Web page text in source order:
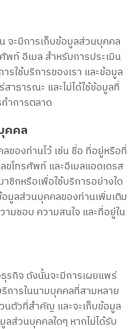
จะมีการเก็บข้อมูลส่วนบุคคล
พท์ อีเมล สำหรับการประเมิน
รใช้บริการของเรา และข้อมูล
าธารณะ และไม่ได้ใช้ข้อมูลที่
ำการตลาด
คคล
ของท่านไว้ เช่น ชื่อ ที่อยู่หรือที่
ขโทรศัพท์ และอีเมลแอดเดรส
กหรือเพื่อใช้บริการอย่างใด
มูลส่วนบุคคลของท่านเพิ่มเติม
มชอบ ความสนใจ และที่อยู่ใน
ธุรกิจ ดังนั้นจะมีการเผยแพร่
การในนามบุคคลที่สามหลาย
นตัวที่สำคัญ และจะเก็บข้อมูล
ลส่วนบุคคลใดๆ หากไม่ได้รับ